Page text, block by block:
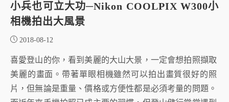
小兵也可立大功─Nikon COOLPIX W300小
相機拍出大風景
2018-08-12
喜愛登山的你，看到美麗的大山大景，一定會想拍照擷取
美麗的畫面。帶著單眼相機雖然可以拍出畫質很好的照
片，但無論是重量、價格或方便性都是必須考量的問題。